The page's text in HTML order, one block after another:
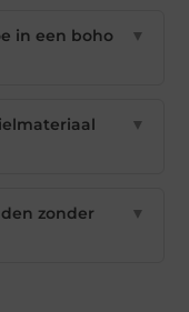
in een boho
▼
▼
zonder
▼